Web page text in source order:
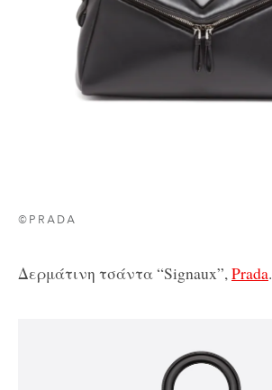
©PRADA
Δερμάτινη τσάντα “Signaux”,Prada.